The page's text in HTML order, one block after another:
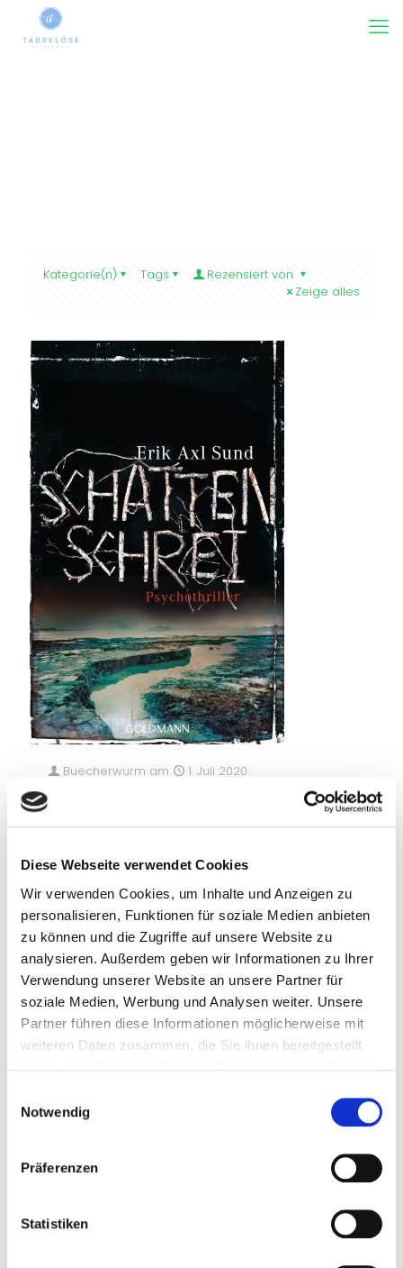
Diese Webseite verwendet Cookies
Wir verwenden Cookies, um Inhalte und Anzeigen zu
personalisieren, Funktionen für soziale Medien anbieten
zu können und die Zugriffe auf unsere Website zu
analysieren. Außerdem geben wir Informationen zu Ihrer
Verwendung unserer Website an unsere Partner für
soziale Medien, Werbung und Analysen weiter. Unsere
Partner führen diese Informationen möglicherweise mit
weiteren Daten zusammen, die Sie ihnen bereitgestellt
Notwendig
Präferenzen
Statistiken
Kategorie(n) Tags
Rezensiert von
Zeige alles
Buecherwurm am 1. Juli 2020
Während Jeanette Kihlbergs Ermittlungen endlich
Bergman schuldig?Endlich zeigen sich mehr und
0 0 Weiterlesen